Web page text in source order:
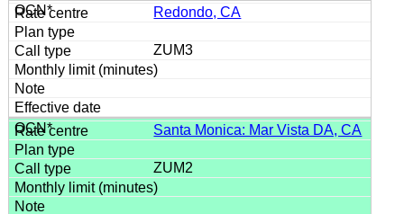
Redondo, CA
ZUM3
Santa Monica: Mar Vista DA, CA
ZUM2